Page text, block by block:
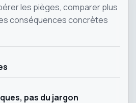
les pièges, comparer plus
conséquences concrètes
pas du jargon